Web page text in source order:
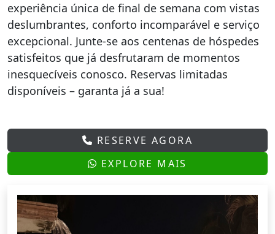
experiência única de final de semana com vistas
deslumbrantes, conforto incomparável e serviço
excepcional. Junte-se aos centenas de hóspedes
satisfeitos que já desfrutaram de momentos
inesquecíveis conosco. Reservas limitadas
disponíveis – garanta já a sua!
RESERVE AGORA
EXPLORE MAIS